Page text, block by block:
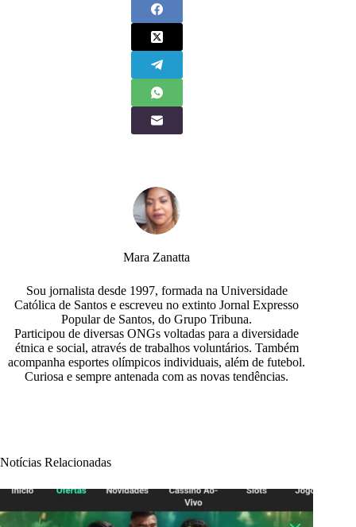
Mara Zanatta
Sou jornalista desde 1997, formada na Universidade
Católica de Santos e escreveu no extinto Jornal Expresso
Popular de Santos, do Grupo Tribuna.
Participou de diversas ONGs voltadas para a diversidade
étnica e social, através de trabalhos voluntários. Também
acompanha esportes olímpicos individuais, além de futebol.
Curiosa e sempre antenada com as novas tendências.
Notícias Relacionadas